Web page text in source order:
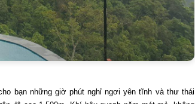
bạn những giờ phút nghỉ ngơi yên tĩnh và thư thái